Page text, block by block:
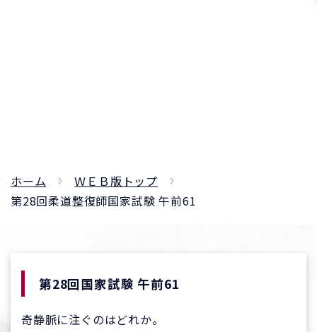
ホーム
ＷＥＢ版トップ
第28回柔道整復師国家試験 午前61
第28回国家試験 午前61
奇静脈に注ぐのはどれか。